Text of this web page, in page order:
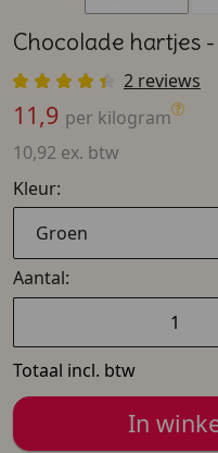
Chocolade hartjes
2 reviews
11,9 per kilogram
10,92 ex. btw
Kleur:
Groen
Aantal:
Totaal incl. btw
In